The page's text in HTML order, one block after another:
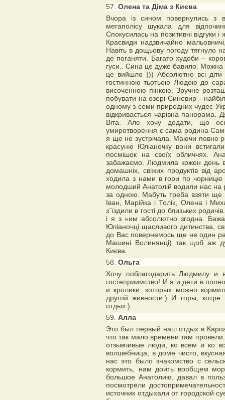
57. Олена та Діма з Києва
Вчора із сином повернулись з
мегаполісу шукала для
Спокусилась на позитивні відгуки
Краєвиди надзвичайно
Навіть в дощьову погоду тягнуло
де поганяти. Багато худоби –
гуси.. Сина це дуже бавило. Можна
це вийшло ))) Абсолютно всі діти
гостинною тьотьою Людою до
височенною пінкою. Зручне
побувати на озері Синевир -
одному з семи природних чудес
відкривається чарівна панорама.
Віта. Але хочу додати, що
умиротворення є сама родина
я ще не зустрічала. Маючи повно
красуню Юліаночку вони
посмішок на своїх обличчях.
забажаємо. Людмила кожен день
домашніх, свіжих продуктів від
ходила з нами в гори по чорницю
молодший Анатолій водили нас на
за одною. Мабуть треба взяти ще
Іван, Марійка і Толік, Олена і
з`їздили в гості до близьких
і я з ним абсолютно згодна.
Юліаночці щасливого дитинства,
до Вас повернемось ще не один
Машині Волинянці) так щоб аж
Києва.
58. Ольга
Хочу поблагодарить Людмилу
гостеприимство! И я и дети в
и кролики, которых можно
другой живности:) И горы,
отдых:)
59. Алла
Это был первый наш отдых в
что так мало времени там
отзывчивые люди, ко всем и ко
волшебница, в доме чисто,
нас это было знакомство с
кормить, нам доить вообщем
большое Анатолию, давал в
посмотрели
источник отдыхали от городской